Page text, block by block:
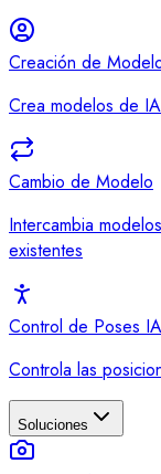
Creación de
Crea modelos de
Cambio de Modelo
Intercambia
existentes
Control de Poses IA
Controla las
Soluciones